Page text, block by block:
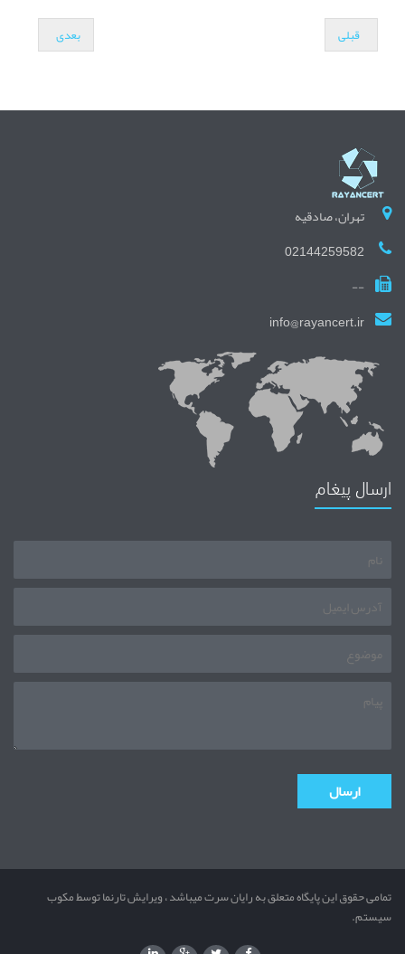
قبلی بعدی
تهران، صادقیه
02144259582
--
info@rayancert.ir
ارسال پیغام
تمامی حقوق این پایگاه متعلق به رایان سرت میباشد ، ویرایش تارنما توسط مکوب
سیستم.